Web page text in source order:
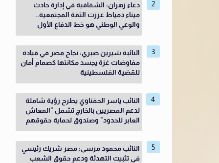
دعاء زهران: الشفافية في إدارة حادث
ميناء دمياط عززت الثقة المجتمعية..
والوعي الوطني هو خط الدفاع الأول
النائبة شيرين صبري: نجاح مصر في قيادة
مفاوضات غزة يجسد مكانتها كصمام أمان
للقضية الفلسطينية
النائب ياسر الحفناوي يطرح رؤية شاملة
لدعم المصريين بالخارج تشمل "المعاش
العابر للحدود" وصندوق لحماية حقوقهم
النائب محمود مرسى: مصر شريك رئيسي
في تثبيت التهدئة ودعم حقوق الشعب